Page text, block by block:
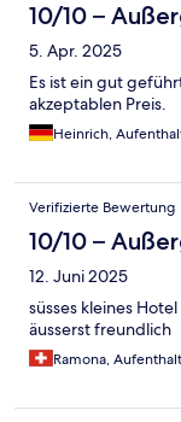
10/10 –
5. Apr. 2025
Es ist ein gut
akzeptablen Preis.
Heinrich,
Verifizierte Bewertung
10/10 –
12. Juni 2025
süsses kleines
äusserst freundlich
Ramona,